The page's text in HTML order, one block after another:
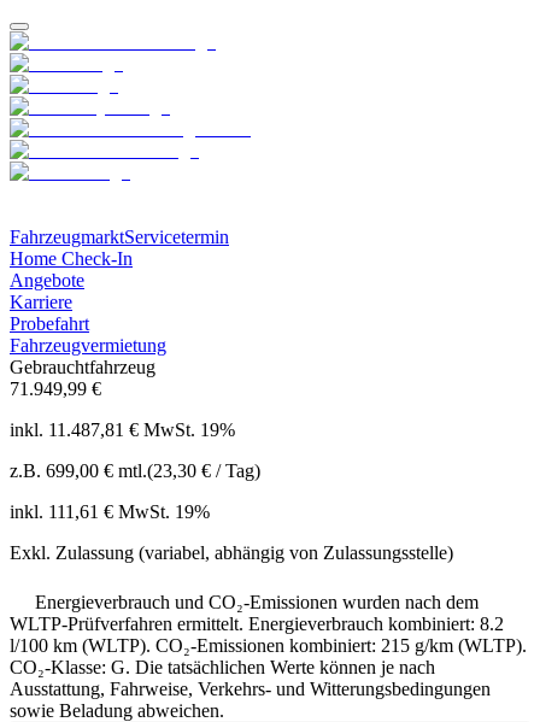
FahrzeugmarktServicetermin
Home Check-In
Angebote
Karriere
Probefahrt
Fahrzeugvermietung
Gebrauchtfahrzeug
71.949,99 €
inkl. 11.487,81 € MwSt. 19%
z.B. 699,00 € mtl.(23,30 € / Tag)
inkl. 111,61 € MwSt. 19%
Exkl. Zulassung (variabel, abhängig von Zulassungsstelle)
Energieverbrauch und CO₂-Emissionen wurden nach dem
WLTP-Prüfverfahren ermittelt. Energieverbrauch kombiniert: 8.2
l/100 km (WLTP). CO₂-Emissionen kombiniert: 215 g/km (WLTP).
CO₂-Klasse: G. Die tatsächlichen Werte können je nach
Ausstattung, Fahrweise, Verkehrs- und Witterungsbedingungen
sowie Beladung abweichen.